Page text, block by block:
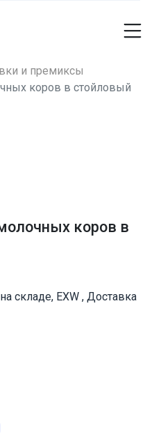
и премиксы
коров в стойловый
коров в
складе, EXW , Доставка